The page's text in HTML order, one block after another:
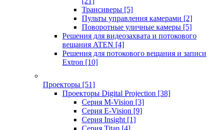
Трансиверы [5]
Пульты управления камерами [2]
Поворотные уличные камеры [5]
Решения для видеозахвата и потокового
вещания ATEN [4]
Решения для потокового вещания и записи
Extron [10]
Проекторы [51]
Проекторы Digital Projection [38]
Серия M-Vision [3]
Серия E-Vision [9]
Серия Insight [1]
Серия Titan [4]